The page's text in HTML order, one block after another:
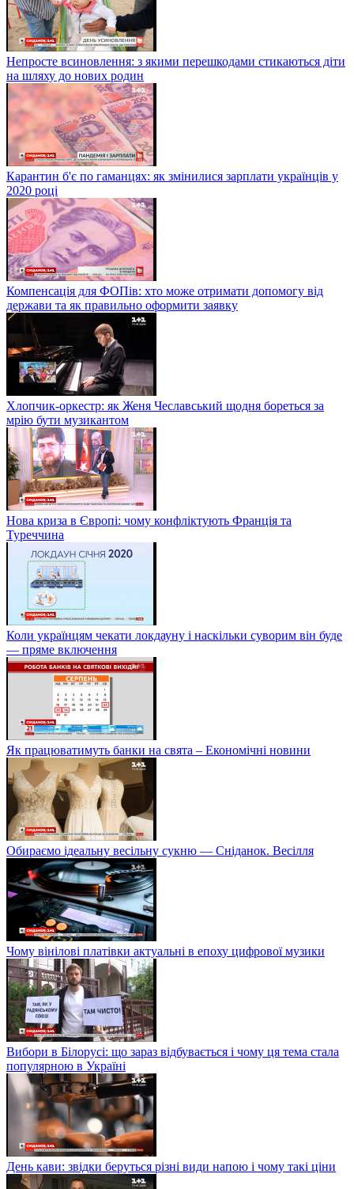
Непросте всиновлення: з якими перешкодами стикаються діти
на шляху до нових родин
Карантин б'є по гаманцях: як змінилися зарплати українців у
2020 році
Компенсація для ФОПів: хто може отримати допомогу від
держави та як правильно оформити заявку
Хлопчик-оркестр: як Женя Чеславський щодня бореться за
мрію бути музикантом
Нова криза в Європі: чому конфліктують Франція та
Туреччина
Коли українцям чекати локдауну і наскільки суворим він буде
— пряме включення
Як працюватимуть банки на свята – Економічні новини
Обираємо ідеальну весільну сукню — Сніданок. Весілля
Чому вінілові платівки актуальні в епоху цифрової музики
Вибори в Білорусі: що зараз відбувається і чому ця тема стала
популярною в Україні
День кави: звідки беруться різні види напою і чому такі ціни